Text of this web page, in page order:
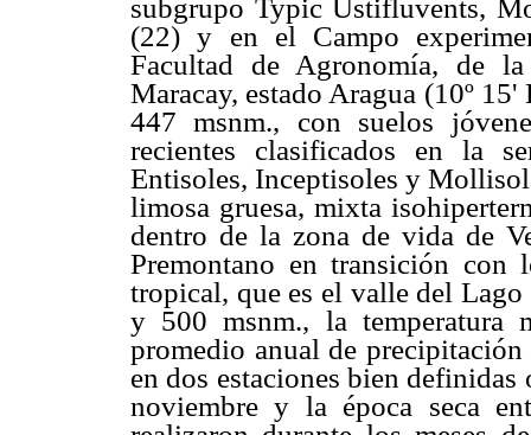
subgrupo Typic Ustifluvents,
(22) y en el Campo
Facultad de Agronomía, de
Maracay, estado Aragua (10º
447 msnm., con suelos
recientes clasificados en la
Entisoles, Inceptisoles y
limosa gruesa, mixta
dentro de la zona de vida de
Premontano en transición
tropical, que es el valle del Lago
y 500 msnm., la temperatura
promedio anual de
en dos estaciones bien
noviembre y la época seca